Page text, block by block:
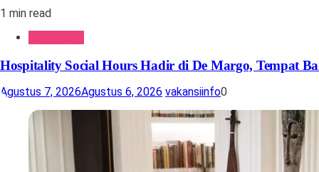
1 min read
Hospitality Social Hours Hadir di De Margo, Tempat
Agustus 7, 2026Agustus 6, 2026 vakansiinfo0